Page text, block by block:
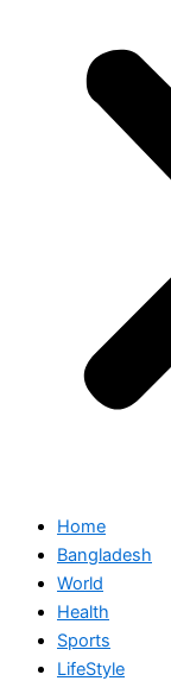
Home
Bangladesh
World
Health
Sports
LifeStyle